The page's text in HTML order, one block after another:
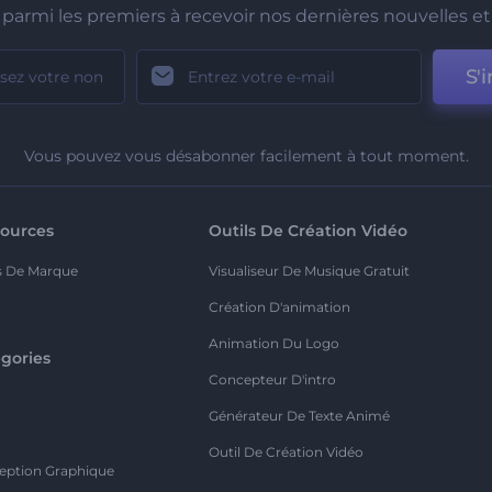
parmi les premiers à recevoir nos dernières nouvelles et
Vous pouvez vous désabonner facilement à tout moment.
De Marque
Graphique
Outils De Création Vidéo
Visualiseur De Musique Gratuit
Création D'animation
Animation Du Logo
Concepteur D'intro
Générateur De Texte Animé
Outil De Création Vidéo